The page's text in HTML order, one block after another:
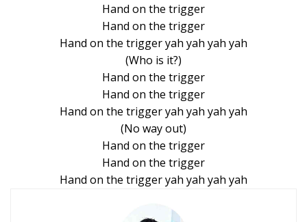
Hand on the trigger
Hand on the trigger
Hand on the trigger yah yah yah yah
(Who is it?)
Hand on the trigger
Hand on the trigger
Hand on the trigger yah yah yah yah
(No way out)
Hand on the trigger
Hand on the trigger
Hand on the trigger yah yah yah yah